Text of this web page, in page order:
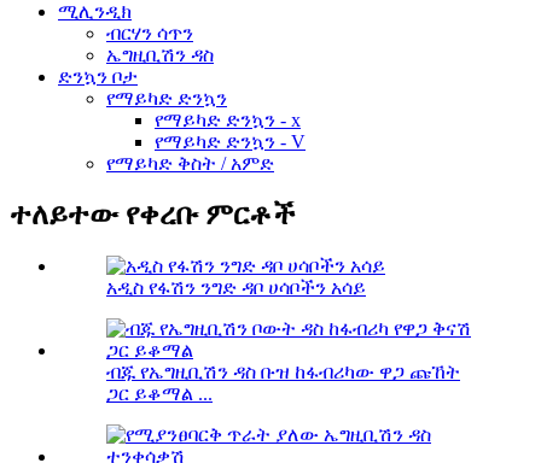
ሚሊንዲክ
ብርሃን ሳጥን
ኤግዚቢሽን ዳስ
ድንኳን ቦታ
የማይካድ ድንኳን
የማይካድ ድንኳን - x
የማይካድ ድንኳን - V
የማይካድ ቅስት / አምድ
ተለይተው የቀረቡ ምርቶች
አዲስ የፋሽን ንግድ ዳቦ ሀሳቦችን አሳይ
ብጁ የኤግዚቢሽን ዳስ ቡዝ ከፋብሪካው ዋጋ ጩኸት
ጋር ይቆማል ...